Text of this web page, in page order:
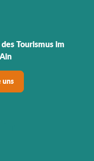
Tourismus im
uns